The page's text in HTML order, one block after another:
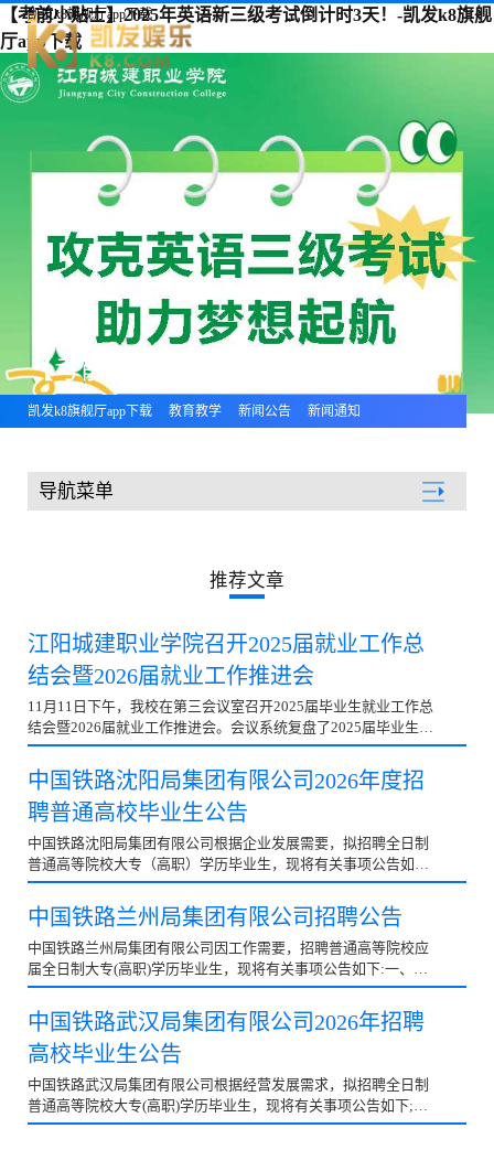
【考前小贴士】2025年英语新三级考试倒计时3天！-凯发k8旗舰
厅app下载
凯发k8旗舰厅app下载
【考前小贴士】2025年英语新三级考试倒计时3天！
凯发k8旗舰厅app下载 教育教学 新闻公告 新闻通知
导航菜单
推荐文章
江阳城建职业学院召开2025届就业工作总
结会暨2026届就业工作推进会
11月11日下午，我校在第三会议室召开2025届毕业生就业工作总
结会暨2026届就业工作推进会。会议系统复盘了2025届毕业生就
业工作，并对2026届毕业生就业工作进行全面动员与部署。在家
校领导出席会议，各学院院长、书记及全体辅导员参会。会议由
党委副书记徐世银主持。△会议现场就业指导中心办公室主任梁
元鹏首先对2025届毕业生就业工作做全面总结。通过直观的可视
向落实率、就业结构分布、重点群体就业情况等关键指标。在肯
定各学院工作成绩的同时，也客观指出了当前就业工作中存在的
续拓宽优质岗位资…
中国铁路沈阳局集团有限公司2026年度招
聘普通高校毕业生公告
中国铁路沈阳局集团有限公司根据企业发展需要，拟招聘全日制
普通高等院校大专（高职）学历毕业生，现将有关事项公告如
下：一、招聘计划本次计划招聘1784人，招聘专业、岗位、人数
和工作单位等内容详见附件。二、应聘条件1.列入国家招生计
划，全日制普通高等院校大专(高职)学历应届毕业生；2.遵纪守
法，品行端正，热爱铁路事业，认同凯发k8旗舰厅app下载的文
化；3.在校所学专业为铁路专业方向，所学课程包含铁路专业课
程，专业、学历等符合招聘岗位要求；4.身心健康，无色盲色
弱，身体条件符合招聘岗位要求；5.服从企业对岗位的安排和调
整，能够适应偏远地区、长期夜班、轮班制等工作环境；6.工作
所在地生源优先。三、招聘流程招聘流程按网上报名…
中国铁路兰州局集团有限公司招聘公告
中国铁路兰州局集团有限公司因工作需要，招聘普通高等院校应
届全日制大专(高职)学历毕业生，现将有关事项公告如下:一、招
聘岗位及专业要求本次计划招聘1368人，招聘岗位均为铁路运输
生产一线操作技能岗位，具体岗位、专业、工作单位及招聘人数
详见附件二、招聘条件1.2026年毕业，列入国家招生计划的普通
高等院校应届全日制大专(高职)学历毕业生。2025届已毕业离校
法，热爱铁路事业，认同铁路凯发k8旗舰厅app下载的文化，具
有良好的敬业精神和团队协作意识，能够适应偏远地区、长期夜
中国铁路武汉局集团有限公司2026年招聘
高校毕业生公告
中国铁路武汉局集团有限公司根据经营发展需求，拟招聘全日制
普通高等院校大专(高职)学历毕业生，现将有关事项公告如下;
一、招聘计划本次计划招聘1219人，招聘岗位均为铁路运输生产